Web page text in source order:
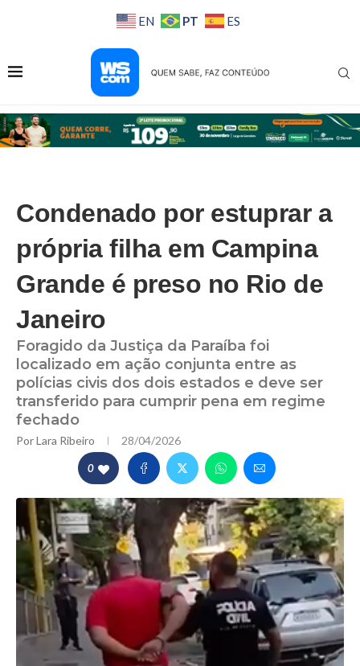
EN PT ES
Condenado por estuprar a
própria filha em Campina
Grande é preso no Rio de
Janeiro
Foragido da Justiça da Paraíba foi
localizado em ação conjunta entre as
polícias civis dos dois estados e deve ser
transferido para cumprir pena em regime
fechado
PorLara Ribeiro 28/04/2026
0